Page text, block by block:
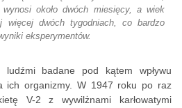
około dwóch miesięcy, a wiek
więcej dwóch tygodniach, co bardzo
eksperymentów.
ludźmi badane pod kątem wpływu
ich organizmy. W 1947 roku po raz
V-2 z wywilżnami karłowatymi